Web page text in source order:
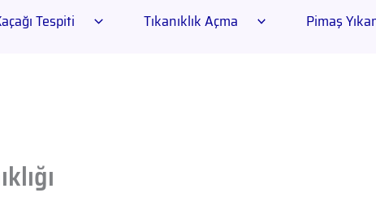
Tespiti Tıkanıklık Açma Pimaş